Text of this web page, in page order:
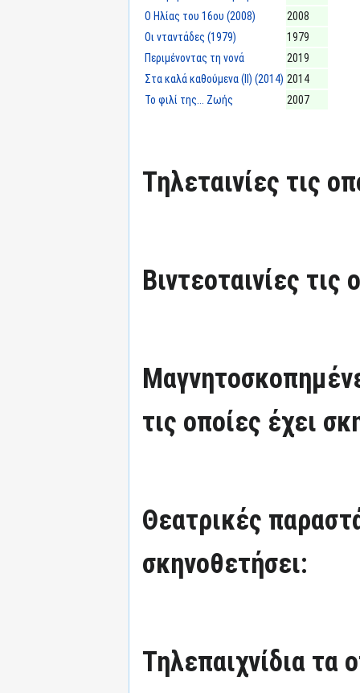
Ο Ηλίας του 16ου (2008)
2008
Οι νταντάδες (1979)
1979
Περιμένοντας τη νονά
2019
Στα καλά καθούμενα (II) (2014) 2014
Το φιλί της... Ζωής
2007
Τηλεταινίες τις
Βιντεοταινίες
τις οποίες έχει
Θεατρικές
σκηνοθετήσει:
Τηλεπαιχνίδια τα